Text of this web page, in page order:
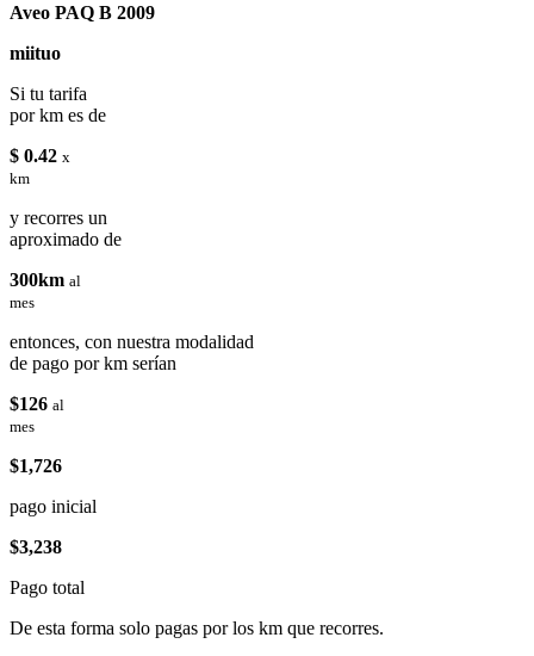
Aveo PAQ B 2009
miituo
Si tu tarifa
por km es de
$ 0.42 x
km
y recorres un
aproximado de
300km al
mes
entonces, con nuestra modalidad
de pago por km serían
$126 al
mes
$1,726
pago inicial
$3,238
Pago total
De esta forma solo pagas por los km que recorres.